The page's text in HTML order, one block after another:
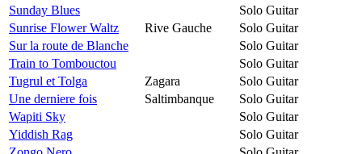
Sunday Blues
Solo Guitar
Sunrise Flower Waltz
Rive Gauche
Solo Guitar
Sur la route de Blanche
Solo Guitar
Train to Tombouctou
Solo Guitar
Tugrul et Tolga
Zagara
Solo Guitar
Une derniere fois
Saltimbanque
Solo Guitar
Wapiti Sky
Solo Guitar
Yiddish Rag
Solo Guitar